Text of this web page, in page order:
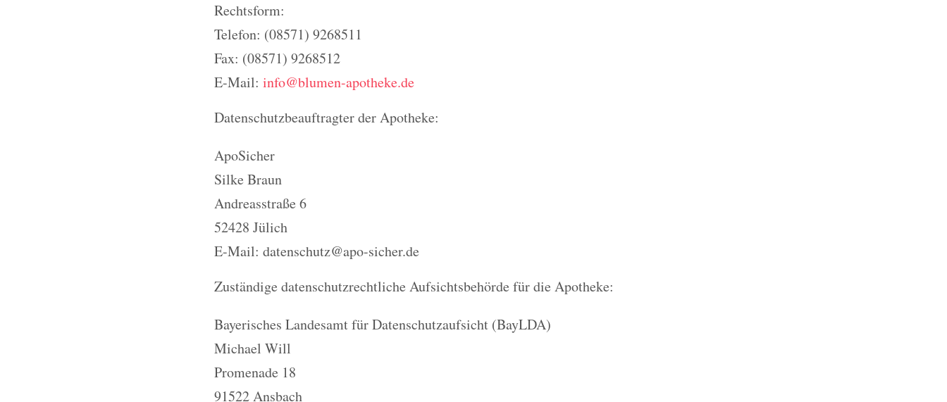
Rechtsform:
Telefon: (08571) 9268511
Fax: (08571) 9268512
E-Mail: info@blumen-apotheke.de
Datenschutzbeauftragter der Apotheke:
ApoSicher
Silke Braun
Andreasstraße 6
52428 Jülich
E-Mail: datenschutz@apo-sicher.de
Zuständige datenschutzrechtliche Aufsichtsbehörde für die Apotheke:
Bayerisches Landesamt für Datenschutzaufsicht (BayLDA)
Michael Will
Promenade 18
91522 Ansbach